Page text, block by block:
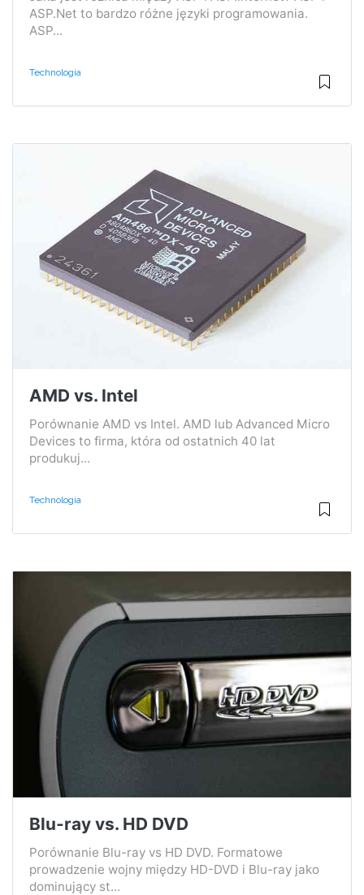
ASP.Net to bardzo różne języki programowania.
ASP...
Technologia
AMD vs. Intel
Porównanie AMD vs Intel. AMD lub Advanced Micro
Devices to firma, która od ostatnich 40 lat
produkuj...
Technologia
Blu-ray vs. HD DVD
Porównanie Blu-ray vs HD DVD. Formatowe
prowadzenie wojny między HD-DVD i Blu-ray jako
dominujący st...